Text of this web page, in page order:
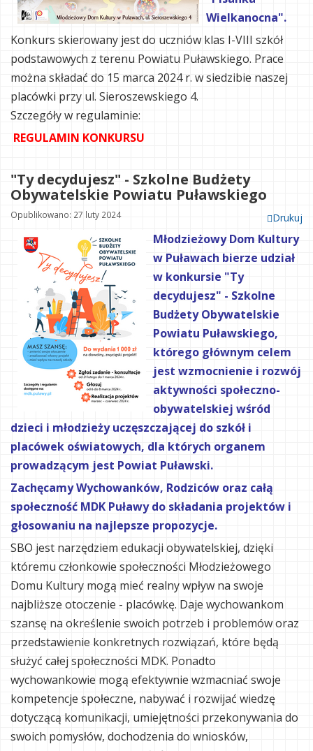
Wielkanocna".
Konkurs skierowany jest do uczniów klas I-VIII szkół
podstawowych z terenu Powiatu Puławskiego. Prace
można składać do 15 marca 2024 r. w siedzibie naszej
placówki przy ul. Sieroszewskiego 4.
Szczegóły w regulaminie:
REGULAMIN KONKURSU
"Ty decydujesz" - Szkolne Budżety
Obywatelskie Powiatu Puławskiego
Drukuj
Opublikowano: 27 luty 2024
Młodzieżowy Dom Kultury
w Puławach bierze udział
w konkursie "Ty
decydujesz" - Szkolne
Budżety Obywatelskie
Powiatu Puławskiego,
którego głównym celem
jest wzmocnienie i rozwój
aktywności społeczno-
obywatelskiej wśród
dzieci i młodzieży uczęszczającej do szkół i
placówek oświatowych, dla których organem
prowadzącym jest Powiat Puławski.
Zachęcamy Wychowanków, Rodziców oraz całą
społeczność MDK Puławy do składania projektów i
głosowaniu na najlepsze propozycje.
SBO jest narzędziem edukacji obywatelskiej, dzięki
któremu członkowie społeczności Młodzieżowego
Domu Kultury mogą mieć realny wpływ na swoje
najbliższe otoczenie - placówkę. Daje wychowankom
szansę na określenie swoich potrzeb i problemów oraz
przedstawienie konkretnych rozwiązań, które będą
służyć całej społeczności MDK. Ponadto
wychowankowie mogą efektywnie wzmacniać swoje
kompetencje społeczne, nabywać i rozwijać wiedzę
dotyczącą komunikacji, umiejętności przekonywania do
swoich pomysłów, dochodzenia do wniosków,